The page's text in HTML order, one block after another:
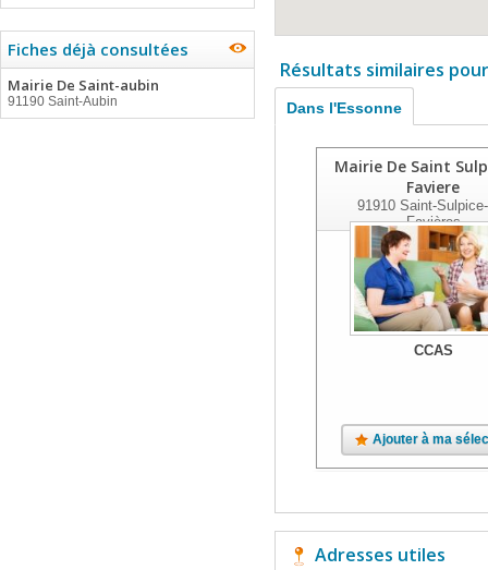
Fiches déjà consultées
Mairie De Saint-aubin
91190 Saint-Aubin
Résultats similaires
Dans l'Essonne
Mairie De Saint
Faviere
91910Saint-
Favières
CCAS
Ajouter à ma
Adresses utiles